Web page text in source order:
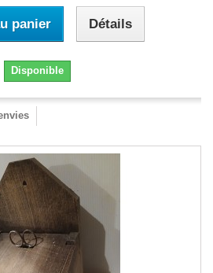
panier Détails
Disponible